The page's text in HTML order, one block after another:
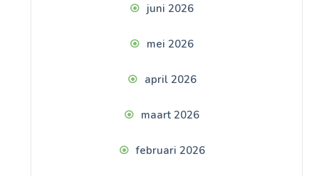
juni 2026
mei 2026
april 2026
maart 2026
februari 2026